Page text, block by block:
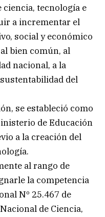
ciencia, tecnología e
a incrementar el
social y económico
bien común, al
nacional, a la
del
se estableció como
de Educación
a la creación del
al rango de
la competencia
Nº 25.467 de
de Ciencia,